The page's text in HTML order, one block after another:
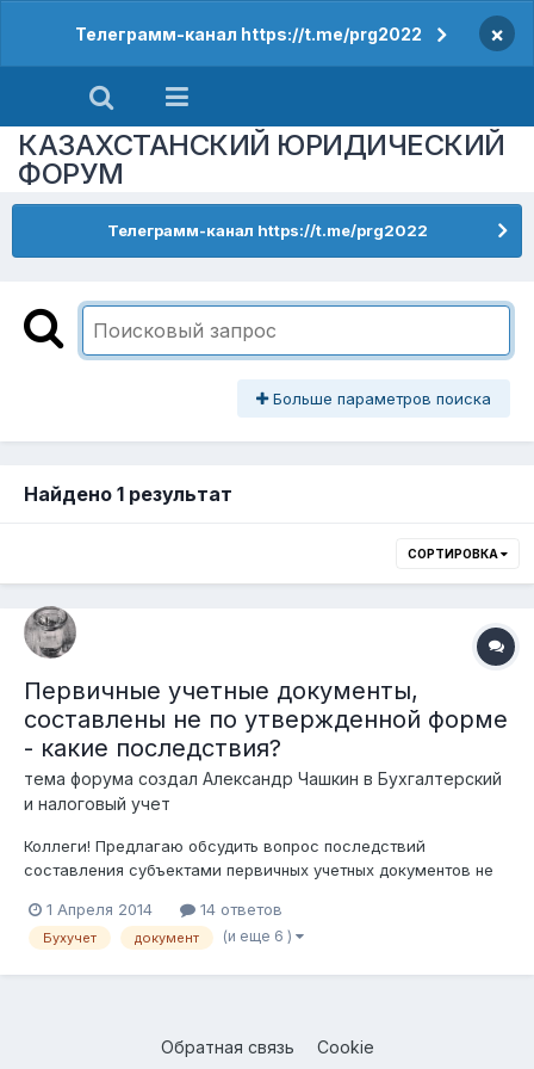
Телеграмм-канал https://t.me/prg2022 ×
КАЗАХСТАНСКИЙ ЮРИДИЧЕСКИЙ
ФОРУМ
Телеграмм-канал https://t.me/prg2022
Больше параметров поиска
Найдено 1 результат
СОРТИРОВКА
Первичные учетные документы,
составлены не по утвержденной форме
- какие последствия?
тема форума создал Александр Чашкин в Бухгалтерский
и налоговый учет
Коллеги! Предлагаю обсудить вопрос последствий
составления субъектами первичных учетных документов не
Республики Казахстан от 28 февраля 2007 года "О
бухгалтерском учете и финансовой отчетности" формы или
1 Апреля 2014 14 ответов
Бухучет документ (и еще 6 )
Обратная связь Cookie